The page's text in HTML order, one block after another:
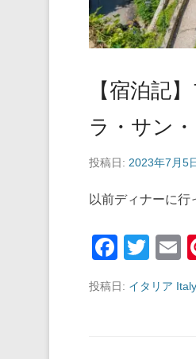
【宿泊記
ラ・サン
投稿日: 2023年7月5
以前ディナーに
F
c
T
tt
投稿日: イタリア Italy